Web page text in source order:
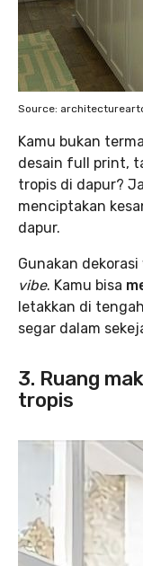
Source:
Kamu bukan
desain full print,
tropis di dapur?
menciptakan
dapur.
Gunakan
vibe. Kamu bisa
letakkan di
segar dalam
3. Ruang
tropis